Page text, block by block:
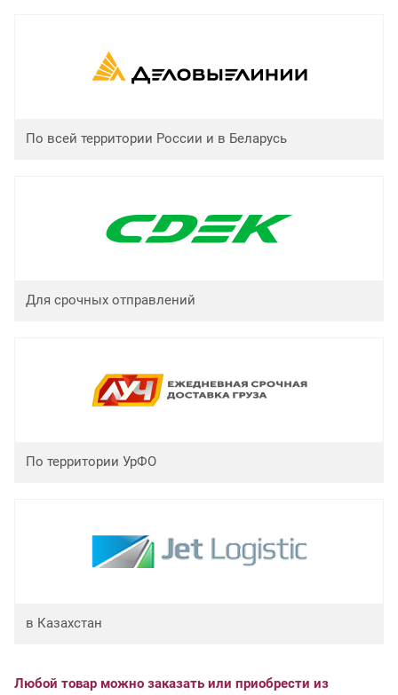
По всей территории России и в Беларусь
Для срочных отправлений
По территории УрФО
в Казахстан
Любой товар можно заказать или приобрести из